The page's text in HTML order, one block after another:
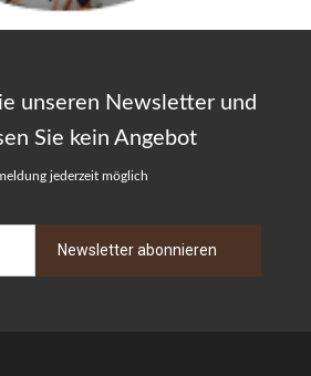
unseren Newsletter und
Sie kein Angebot
jederzeit möglich